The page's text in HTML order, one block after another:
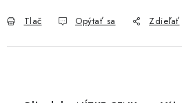
Tlač Opýtať sa Zdieľať